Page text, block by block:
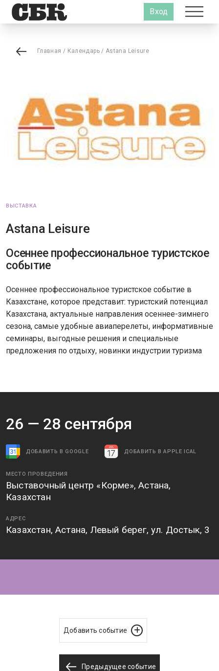
Вход
Главная / Календарь/ Astana Leisure
ВЫСТАВКА
Astana Leisure
Осеннее профессиональное туристское
событие
Осеннее профессиональное туристское событие в
Казахстане, которое представит: туристский потенциал
Казахстана, актуальные направления осеннее-зимнего
сезона, самые удобные авиаперелеты, информативные
семинары, выгодные решения и специальные
предложения по отдыху, новинки индустрии туризма
26 — 28 сентября
ДОБАВИТЬ В GOOGLE ДОБАВИТЬ В APPLE ICAL
МЕСТО ПРОВЕДЕНИЯ
Выставочный центр «Корме», Астана,
Казахстан
АДРЕС
Казахстан, Астана, Левый берег, ул. Достык, 3
Добавить событие
Предыдущее событие